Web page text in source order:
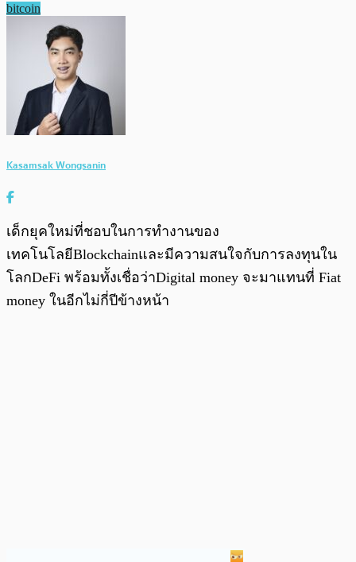
bitcoin
Kasamsak Wongsanin
เด็กยุคใหม่ที่ชอบในการทำงานของ
เทคโนโลยีBlockchainและมีความสนใจกับการลงทุนใน
โลกDeFi พร้อมทั้งเชื่อว่าDigital money จะมาแทนที่ Fiat
money ในอีกไม่กี่ปีข้างหน้า